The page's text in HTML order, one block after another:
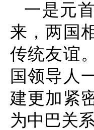
一是元
来，两国
传统友谊
国领导人
建更加紧
为中巴关